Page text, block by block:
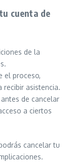
cuenta de
de la
el proceso,
recibir asistencia.
de cancelar
a ciertos
cancelar tu